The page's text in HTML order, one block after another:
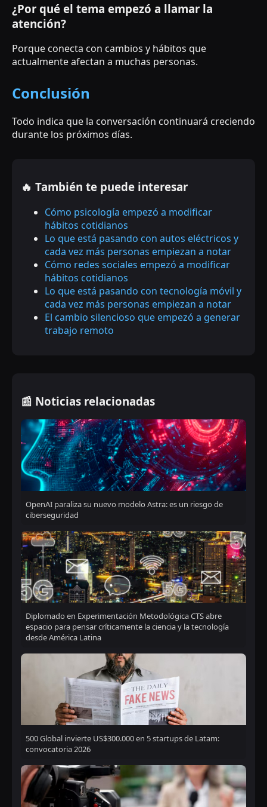
¿Por qué el tema empezó a llamar la
atención?
Porque conecta con cambios y hábitos que
actualmente afectan a muchas personas.
Conclusión
Todo indica que la conversación continuará creciendo
durante los próximos días.
🔥 También te puede interesar
Cómo psicología empezó a modificar
hábitos cotidianos
Lo que está pasando con autos eléctricos y
cada vez más personas empiezan a notar
Cómo redes sociales empezó a modificar
hábitos cotidianos
Lo que está pasando con tecnología móvil y
cada vez más personas empiezan a notar
El cambio silencioso que empezó a generar
trabajo remoto
📰 Noticias relacionadas
OpenAI paraliza su nuevo modelo Astra: es un riesgo de
ciberseguridad
Diplomado en Experimentación Metodológica CTS abre
espacio para pensar críticamente la ciencia y la tecnología
desde América Latina
500 Global invierte US$300.000 en 5 startups de Latam:
convocatoria 2026